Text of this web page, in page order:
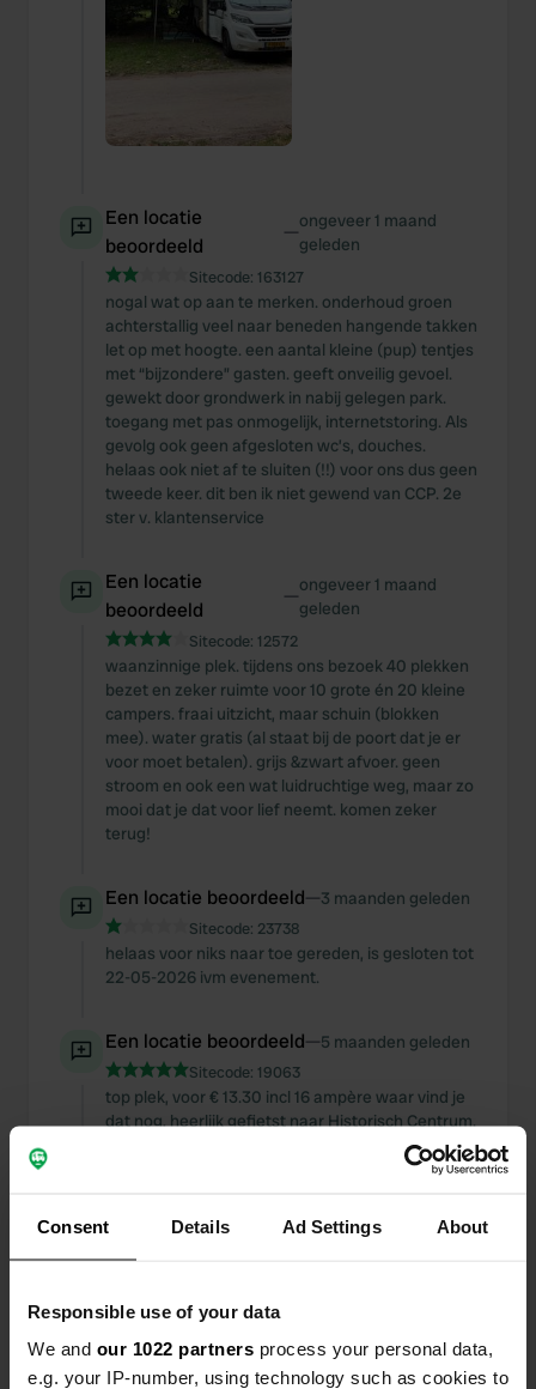
Consent Details Ad Settings About
Responsible use of your data
We and our 1022 partners process your personal data,
e.g. your IP-number, using technology such as cookies to
Een locatie
beoordeeld
—ongeveer 1 maand
geleden
Sitecode: 163127
nogal wat op aan te merken. onderhoud groen
achterstallig veel naar beneden hangende takken
let op met hoogte. een aantal kleine (pup) tentjes
met “bijzondere” gasten. geeft onveilig gevoel.
gewekt door grondwerk in nabij gelegen park.
toegang met pas onmogelijk, internetstoring. Als
gevolg ook geen afgesloten wc’s, douches.
helaas ook niet af te sluiten (!!) voor ons dus geen
tweede keer. dit ben ik niet gewend van CCP. 2e
ster v. klantenservice
Een locatie
beoordeeld
—ongeveer 1 maand
geleden
Sitecode: 12572
waanzinnige plek. tijdens ons bezoek 40 plekken
bezet en zeker ruimte voor 10 grote én 20 kleine
campers. fraai uitzicht, maar schuin (blokken
mee). water gratis (al staat bij de poort dat je er
voor moet betalen). grijs &zwart afvoer. geen
stroom en ook een wat luidruchtige weg, maar zo
mooi dat je dat voor lief neemt. komen zeker
terug!
Een locatie beoordeeld—3 maanden geleden
Sitecode: 23738
helaas voor niks naar toe gereden, is gesloten tot
22-05-2026 ivm evenement.
Een locatie beoordeeld—5 maanden geleden
Sitecode: 19063
top plek, voor € 13.30 incl 16 ampère waar vind je
dat nog, heerlijk gefietst naar Historisch Centrum.
water aanwezig en loosplaatsen grijs en zwart
water , meer heb je niet nodig alles verder aan
Een foto toegevoegd aan